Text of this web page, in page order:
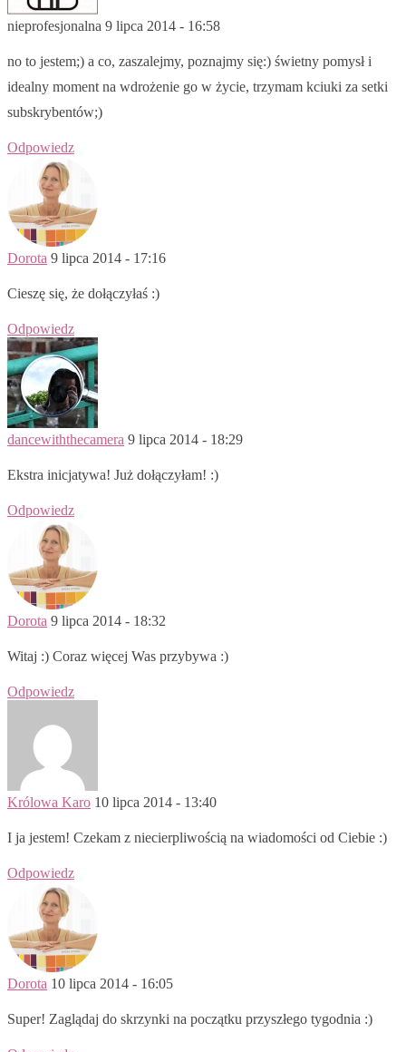
nieprofesjonalna 9 lipca 2014 - 16:58
no to jestem;) a co, zaszalejmy, poznajmy się:) świetny pomysł i
idealny moment na wdrożenie go w życie, trzymam kciuki za setki
subskrybentów;)
Odpowiedz
Dorota 9 lipca 2014 - 17:16
Cieszę się, że dołączyłaś :)
Odpowiedz
dancewiththecamera 9 lipca 2014 - 18:29
Ekstra inicjatywa! Już dołączyłam! :)
Odpowiedz
Dorota 9 lipca 2014 - 18:32
Witaj :) Coraz więcej Was przybywa :)
Odpowiedz
Królowa Karo 10 lipca 2014 - 13:40
I ja jestem! Czekam z niecierpliwością na wiadomości od Ciebie :)
Odpowiedz
Dorota 10 lipca 2014 - 16:05
Super! Zaglądaj do skrzynki na początku przyszłego tygodnia :)